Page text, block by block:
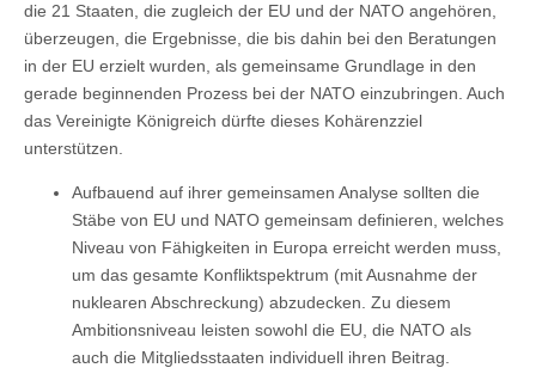
die 21 Staaten, die zugleich der EU und der NATO angehören,
überzeugen, die Ergebnisse, die bis dahin bei den Beratungen
in der EU erzielt wurden, als gemeinsame Grundlage in den
gerade beginnenden Prozess bei der NATO einzubringen. Auch
das Vereinigte Königreich dürfte dieses Kohärenzziel
unterstützen.
Aufbauend auf ihrer gemeinsamen Analyse sollten die
Stäbe von EU und NATO gemeinsam definieren, welches
Niveau von Fähigkeiten in Europa erreicht werden muss,
um das gesamte Konfliktspektrum (mit Ausnahme der
nuklearen Abschreckung) abzudecken. Zu diesem
Ambitionsniveau leisten sowohl die EU, die NATO als
auch die Mitgliedsstaaten individuell ihren Beitrag.